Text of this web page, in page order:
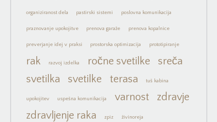
organiziranost dela pastirski sistemi poslovna komunikacija
praznovanje upokojitve prenova garaže prenova kopalnice
preverjanje idej v praksi prostorska optimizacija prototipiranje
rak razvoj izdelka ročne svetilke
sreča
svetilka
svetilke terasa tuš kabina
upokojitev uspešna komunikacija varnost
zdravje
zdravljenje raka
zpiz živinoreja